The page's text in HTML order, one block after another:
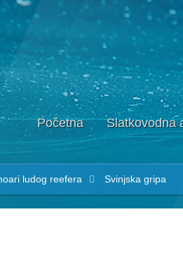
Početna Slatkovodna
ludog reefera Svinjska gripa